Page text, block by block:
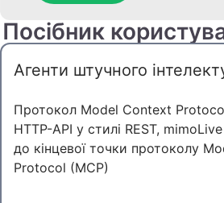
Посібник
Агенти штучного
Протокол Model Context
HTTP-API у стилі REST,
до кінцевої точки протоколу
Protocol (MCP)